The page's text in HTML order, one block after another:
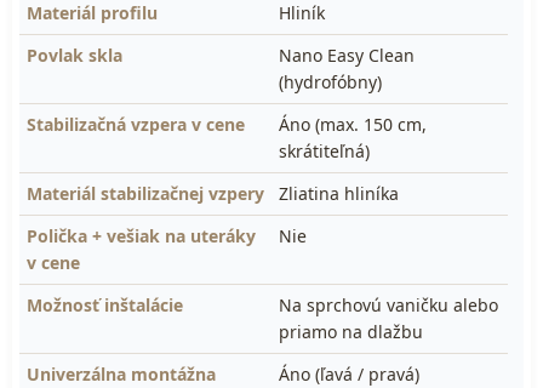
Materiál profilu
Hliník
Povlak skla
Nano Easy Clean
(hydrofóbny)
Stabilizačná vzpera v cene
Áno (max. 150 cm,
skrátiteľná)
Materiál stabilizačnej vzpery
Zliatina hliníka
Polička + vešiak na uteráky
v cene
Nie
Možnosť inštalácie
Na sprchovú vaničku alebo
priamo na dlažbu
Univerzálna montážna
Áno (ľavá / pravá)